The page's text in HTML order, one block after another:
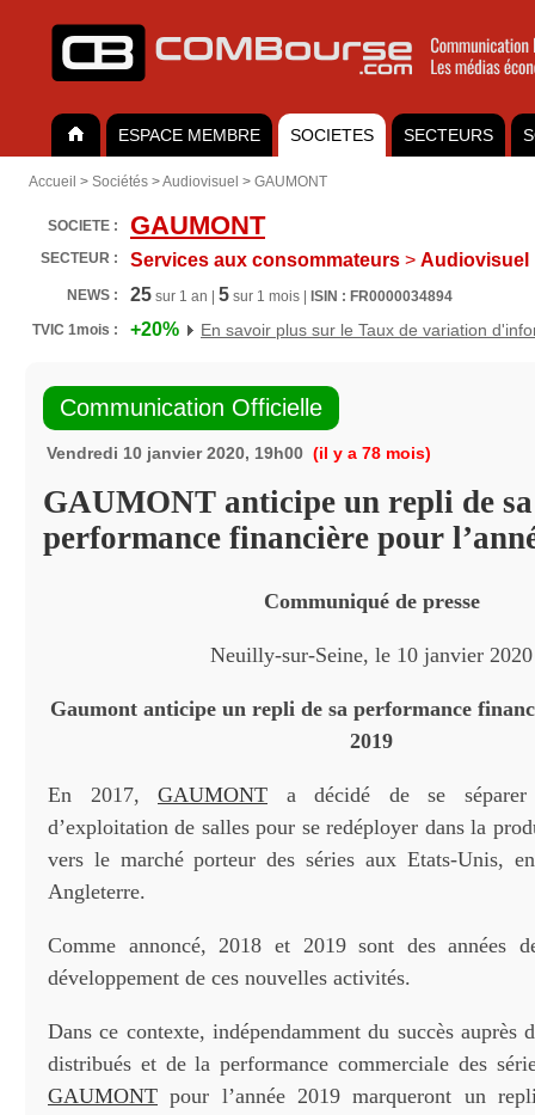
ESPACE MEMBRE SOCIETES SECTEURS
Accueil > Sociétés >Audiovisuel > GAUMONT
SOCIETE : GAUMONT
SECTEUR : Services aux consommateurs > Audiovisuel
NEWS : 25 sur 1 an | 5 sur 1 mois |
ISIN : FR0000034894
TVIC 1mois :
+20% En savoir plus sur le Taux de variation
Communication Officielle
Vendredi 10 janvier 2020, 19h00 (il y a 78 mois)
GAUMONT anticipe un repli de sa
performance financière pour
Communiqué de presse
Neuilly-sur-Seine, le 10 janvier 2020
Gaumont anticipe un repli de sa performance
2019
En 2017, GAUMONT a décidé de se
d’exploitation de salles pour se redéployer dans la
vers le marché porteur des séries aux Etats-Unis,
Angleterre.
Comme annoncé, 2018 et 2019 sont des années
développement de ces nouvelles activités.
Dans ce contexte, indépendamment du succès auprès
distribués et de la performance commerciale des
GAUMONT pour l’année 2019 marqueront un